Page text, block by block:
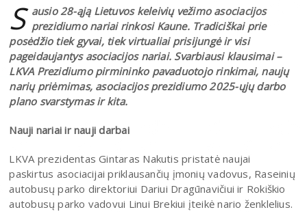
S ausio 28-ąją Lietuvos keleivių vežimo asociacijos
prezidiumo nariai rinkosi Kaune. Tradiciškai prie
posėdžio tiek gyvai, tiek virtualiai prisijungė ir visi
pageidaujantys asociacijos nariai. Svarbiausi klausimai –
LKVA Prezidiumo pirmininko pavaduotojo rinkimai, naujų
narių priėmimas, asociacijos prezidiumo 2025-ųjų darbo
plano svarstymas ir kita.
Nauji nariai ir nauji darbai
LKVA prezidentas Gintaras Nakutis pristatė naujai
paskirtus asociacijai priklausančių įmonių vadovus, Raseinių
autobusų parko direktoriui Dariui Dragūnavičiui ir Rokiškio
autobusų parko vadovui Linui Brekiui įteikė nario ženklelius.